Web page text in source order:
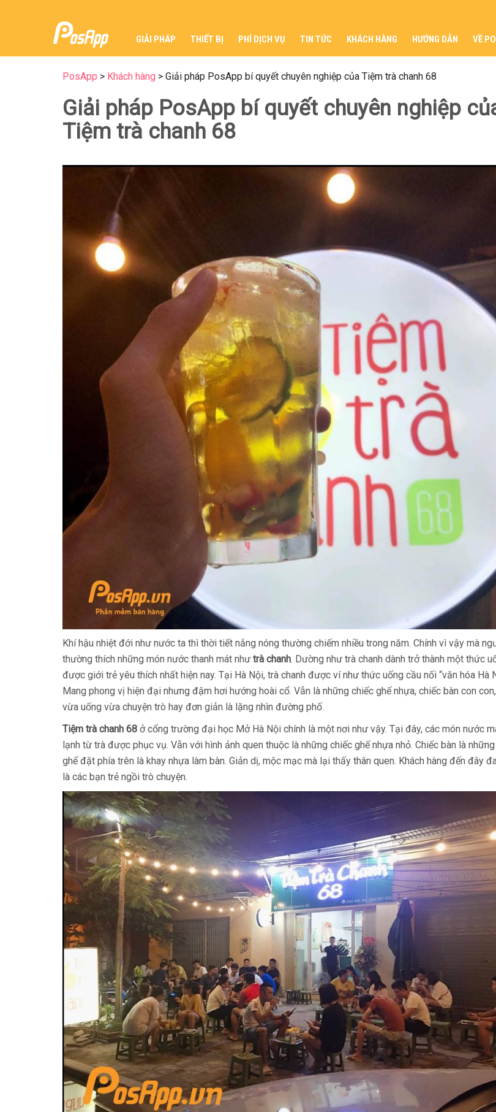
GIẢI PHÁP THIẾT BỊ PHÍ DỊCH VỤ TIN TỨC KHÁCH HÀNG HƯỚNG DẪN VỀ
PosApp > Khách hàng > Giải pháp PosApp bí quyết chuyên nghiệp của Tiệm trà chanh 68
Giải pháp PosApp bí quyết chuyên nghiệp
Tiệm trà chanh 68
Khí hậu nhiệt đới như nước ta thì thời tiết nắng nóng thường chiếm nhiều trong năm. Chính vì vậy mà
thường thích những món nước thanh mát như trà chanh. Dường như trà chanh dành trở thành một thức
được giới trẻ yêu thích nhất hiện nay. Tại Hà Nội, trà chanh được ví như thức uống cầu nối “văn hóa Hà
Mang phong vị hiện đại nhưng đậm hơi hướng hoài cổ. Vẫn là những chiếc ghế nhựa, chiếc bàn con
vừa uống vừa chuyện trò hay đơn giản là lặng nhìn đường phố.
Tiệm trà chanh 68 ở cổng trường đại học Mở Hà Nội chính là một nơi như vậy. Tại đây, các món nước
lạnh từ trà được phục vụ. Vẫn với hình ảnh quen thuộc là những chiếc ghế nhựa nhỏ. Chiếc bàn là
ghế đặt phía trên là khay nhựa làm bàn. Giản dị, mộc mạc mà lại thấy thân quen. Khách hàng đến đây
là các bạn trẻ ngồi trò chuyện.